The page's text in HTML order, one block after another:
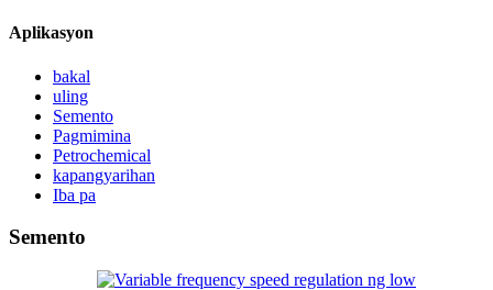
Aplikasyon
bakal
uling
Semento
Pagmimina
Petrochemical
kapangyarihan
Iba pa
Semento